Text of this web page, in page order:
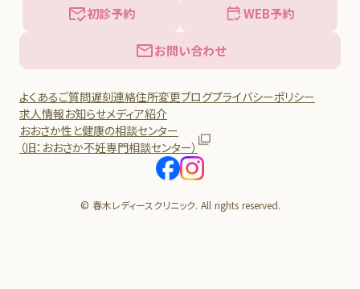
初診予約 WEB予約
お問い合わせ
よくあるご質問遅刻連絡住所変更ブログプライバシーポリシー
求人情報お知らせメディア紹介
おおさか性と健康の相談センター
（旧：おおさか不妊専門相談センター）
© 春木レディースクリニック. All rights reserved.